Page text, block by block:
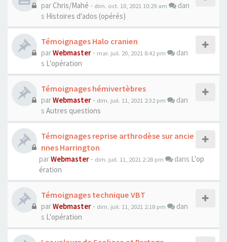
par Chris/Mahé - dim. oct. 10, 2021 10:29 am
dan
s Histoires d'ados (opérés)
Témoignages Halo cranien
parWebmaster - mar. juil. 20, 2021 8:42 pm
dan
s L'opération
Témoignages hémivertèbres
parWebmaster - dim. juil. 11, 2021 2:32 pm
dan
s Autres questions
Témoignages reprise arthrodèse sur ancie
nnes Harrington
parWebmaster - dim. juil. 11, 2021 2:28 pm dans L'op
ération
Témoignages technique VBT
parWebmaster - dim. juil. 11, 2021 2:18 pm
dan
s L'opération